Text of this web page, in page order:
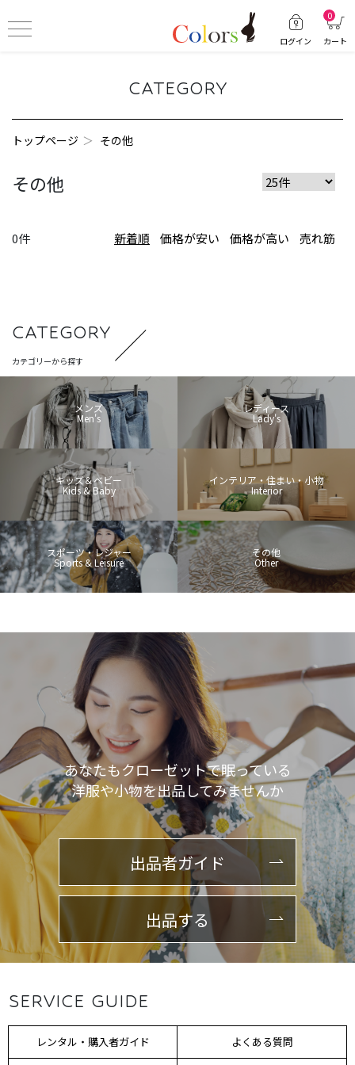
ログイン カート
0
CATEGORY
トップページ その他
その他
0件 新着順 価格が安い 価格が高い 売れ筋
CATEGORY
カテゴリーから探す
メンズ
Men's
レディース
Lady's
キッズ＆ベビー
Kids & Baby
インテリア・住まい・小物
Interior
スポーツ・レジャー
Sports & Leisure
その他
Other
あなたもクローゼットで眠っている
洋服や小物を出品してみませんか
出品者ガイド
出品する
SERVICE GUIDE
レンタル・購入者ガイド よくある質問